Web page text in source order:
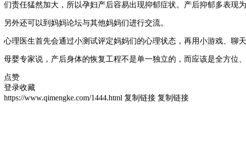
们责任猛然加大，所以孕妇产后容易出现抑郁症状。产后抑郁多表现
另外还可以到妈妈论坛与其他妈妈们进行交流。
心理医生首先会通过小测试评定妈妈们的心理状态，再用小游戏、聊
母婴专家说，产后身体的恢复工程不是单一独立的，而应该是全方位
点赞
登录收藏
https://www.qimengke.com/1444.html 复制链接 复制链接